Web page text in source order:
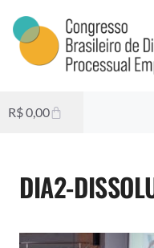
R$0,00
DIA2-